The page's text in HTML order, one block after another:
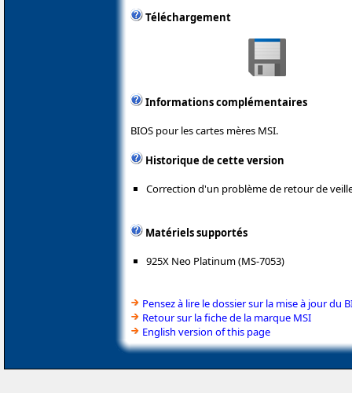
Téléchargement
Informations complémentaires
BIOS pour les cartes mères MSI.
Historique de cette version
Correction d'un problème de retour de
Matériels supportés
925X Neo Platinum (MS-7053)
Pensez à lire le dossier sur la mise à jour du
Retour sur la fiche de la marque MSI
English version of this page